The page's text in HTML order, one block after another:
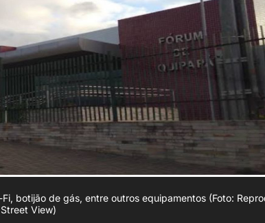
botijão de gás, entre outros equipamentos (Foto:
View)